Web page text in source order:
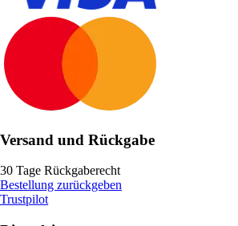
Versand und Rückgabe
30 Tage Rückgaberecht
Bestellung zurückgeben
Trustpilot